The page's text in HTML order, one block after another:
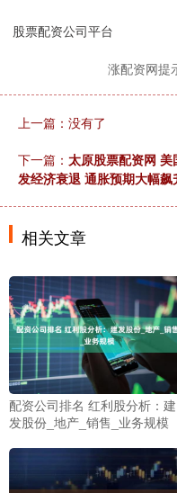
股票配资公司平台
涨配资网提
上一篇：没有了
下一篇： 太原股票配资网
发经济衰退 通胀预期大幅飙
相关文章
配资公司排名 红利股分析：建
发股份_地产_销售_业务规模